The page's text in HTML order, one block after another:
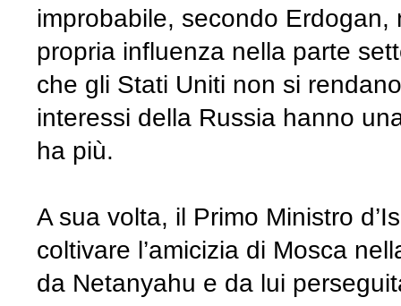
improbabile, secondo
propria influenza nella parte
che gli Stati Uniti non si
interessi della Russia hanno
ha più.
A sua volta, il Primo Ministro
coltivare l’amicizia di Mosca
da Netanyahu e da lui